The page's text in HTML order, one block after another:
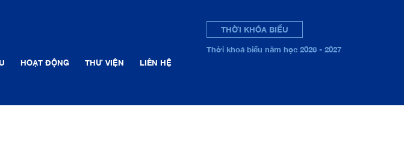
HOẠT ĐỘNG THƯ VIỆN LIÊN HỆ
THỜI KHÓA BIỂU
Thời khoá biểu năm học 2026 - 2027